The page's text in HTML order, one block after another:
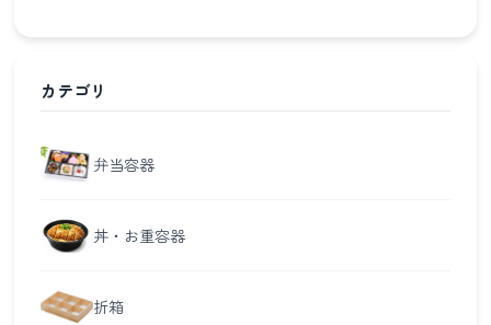
カテゴリ
弁当容器
丼・お重容器
折箱